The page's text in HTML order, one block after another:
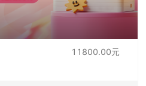
11800.00元